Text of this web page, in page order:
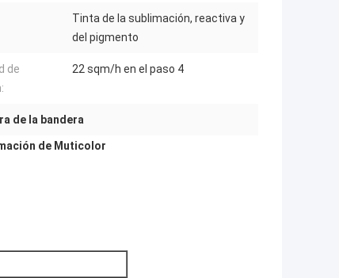
Tinta de la sublimación, reactiva y
del pigmento
de
22 sqm/h en el paso 4
de la bandera
de Muticolor